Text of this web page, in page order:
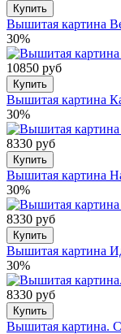
Купить
Вышитая картина
30%
10850 руб
Купить
Вышитая картина
30%
8330 руб
Купить
Вышитая картина
30%
8330 руб
Купить
Вышитая картина
30%
8330 руб
Купить
Вышитая картина.